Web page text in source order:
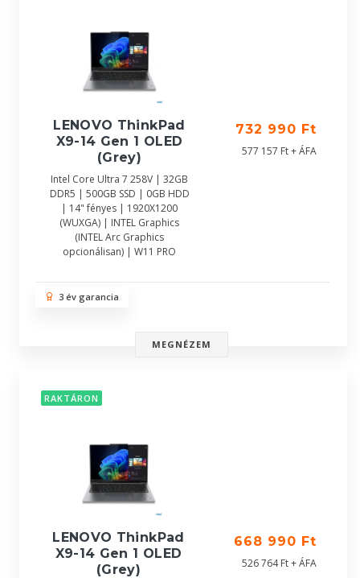
LENOVO ThinkPad
X9-14 Gen 1 OLED
(Grey)
Intel Core Ultra 7 258V | 32GB
DDR5 | 500GB SSD | 0GB HDD
| 14" fényes | 1920X1200
(WUXGA) | INTEL Graphics
(INTEL Arc Graphics
opcionálisan) | W11 PRO
732 990 Ft
577 157 Ft + ÁFA
3 év garancia
MEGNÉZEM
RAKTÁRON
LENOVO ThinkPad
X9-14 Gen 1 OLED
(Grey)
668 990 Ft
526 764 Ft + ÁFA